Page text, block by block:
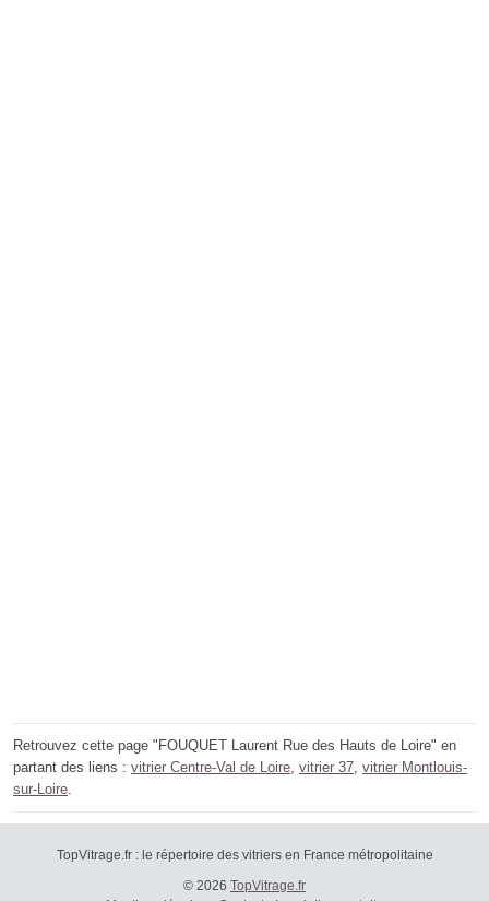
Retrouvez cette page "FOUQUET Laurent Rue des Hauts de Loire" en
partant des liens : vitrier Centre-Val de Loire vitrier 37 vitrier Montlouis-
sur-Loire
TopVitrage.fr : le répertoire des vitriers en France métropolitaine
© 2026 TopVitrage.fr